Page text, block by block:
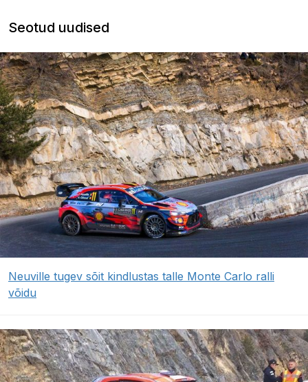
Seotud uudised
Neuville tugev sõit kindlustas talle Monte Carlo ralli
võidu